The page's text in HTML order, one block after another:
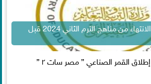
التعليم تشدد على الانتهاء من مناهج الترم الثاني 2024 قبل
إطلاق القمر الصناعي ” مصر سات ٢ ”